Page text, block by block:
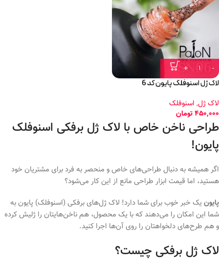
لاک ژل اسنوفلک پایون کد 6
لاک ژل, اسنوفلک
450,000تومان
طراحی ناخن خاص با لاک ژل برفکی اسنوفلک
پایون!
اگر همیشه به دنبال طراحی‌های خاص و منحصر به فرد برای مشتریان خود
هستید، اما قیمت ابزار طراحی مانع از این کار می‌شود؟
پایون یک خبر خوب برای شما دارد! لاک ژل‌های برفکی (اسنوفلک) پایون به
شما این امکان را می‌دهند که با یک محصول، هم ناخن‌هایتان را ژلیش کرده
و هم طرح‌های دلخواهتان را روی آن‌ها اجرا کنید.
لاک ژل برفکی چیست؟